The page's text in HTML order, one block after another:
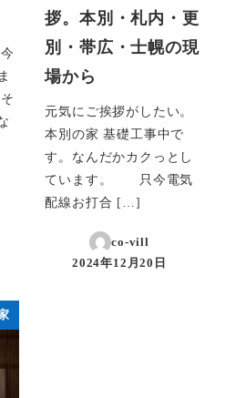
拶。本別・札内・更
別・帯広・士幌の現
場から
元気にご挨拶がしたい。
本別の家 基礎工事中で
す。なんだかカクっとし
ています。 只今電気
配線お打合 […]
co-vill
投稿日
2024年12月20日